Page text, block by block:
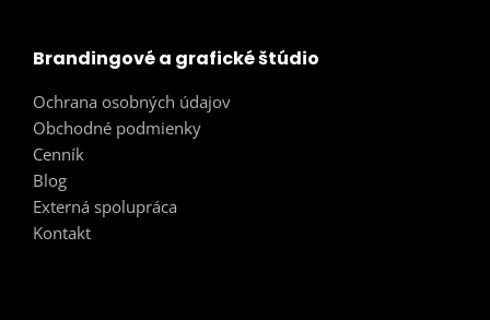
Brandingové a grafické štúdio
Ochrana osobných údajov
Obchodné podmienky
Cenník
Blog
Externá spolupráca
Kontakt